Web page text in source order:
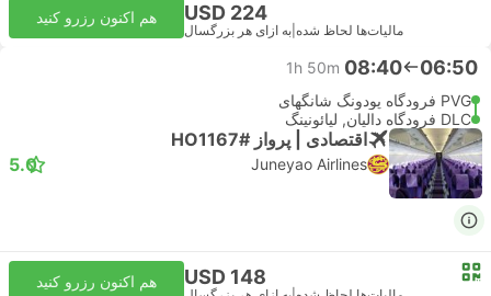
USD 224
مالیات‌ها لحاظ شده به ازای هر بزرگسال
هم اکنون رزرو کنید
06:50
08:40
1h 50m
PVG فرودگاه پودونگ شانگهای
DLC فرودگاه دالیان, لیائونینگ
اقتصادی | پرواز #HO1167
Juneyao Airlines
5.0
USD 148 هم اکنون رزرو کنید